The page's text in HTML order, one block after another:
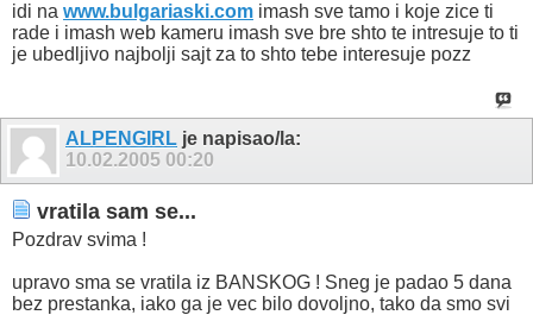
idi na www.bulgariaski.com imash sve tamo i koje zice ti
rade i imash web kameru imash sve bre shto te intresuje to ti
je ubedljivo najbolji sajt za to shto tebe interesuje pozz
ALPENGIRL je napisao/la:
10.02.2005 00:20
vratila sam se...
Pozdrav svima !
upravo sma se vratila iz BANSKOG ! Sneg je padao 5 dana
bez prestanka, iako ga je vec bilo dovoljno, tako da smo svi